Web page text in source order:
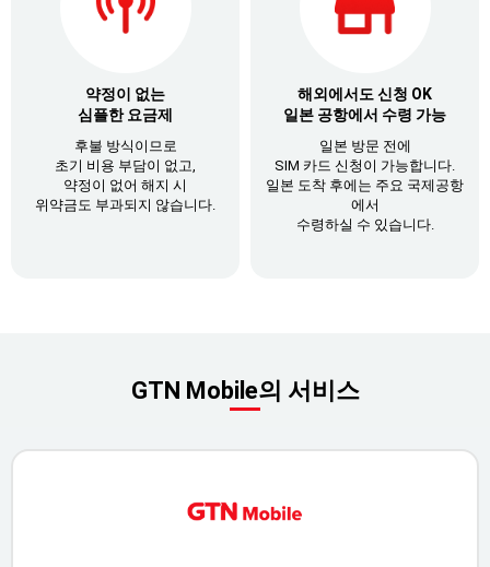
약정이 없는
심플한 요금제
후불 방식이므로
초기 비용 부담이 없고,
약정이 없어 해지 시
위약금도 부과되지 않습니다.
해외에서도 신청 OK
일본 공항에서 수령 가능
일본 방문 전에
SIM 카드 신청이 가능합니다.
일본 도착 후에는 주요 국제공항
에서
수령하실 수 있습니다.
GTN Mobile의 서비스